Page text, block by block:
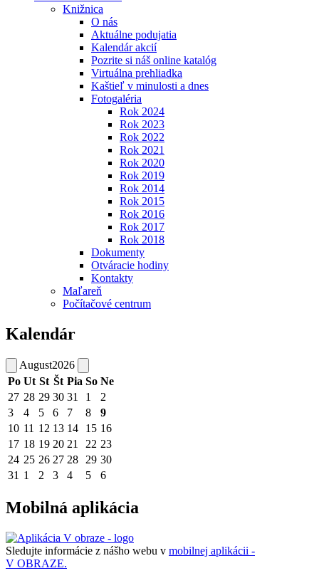
Knižnica
O nás
Aktuálne podujatia
Kalendár akcií
Pozrite si náš online katalóg
Virtuálna prehliadka
Kaštieľ v minulosti a dnes
Fotogaléria
Rok 2024
Rok 2023
Rok 2022
Rok 2021
Rok 2020
Rok 2019
Rok 2014
Rok 2015
Rok 2016
Rok 2017
Rok 2018
Dokumenty
Otváracie hodiny
Kontakty
Maľareň
Počítačové centrum
Kalendár
August2026
Po Ut St Št Pia So Ne
27 28 29 30 31 1
2
3
4 5 6 7 8
9
10 11 12 13 14 15 16
17 18 19 20 21 22 23
24 25 26 27 28 29 30
31 1 2 3 4 5 6
Mobilná aplikácia
Sledujte informácie z nášho webu v mobilnej aplikácii -
V OBRAZE.